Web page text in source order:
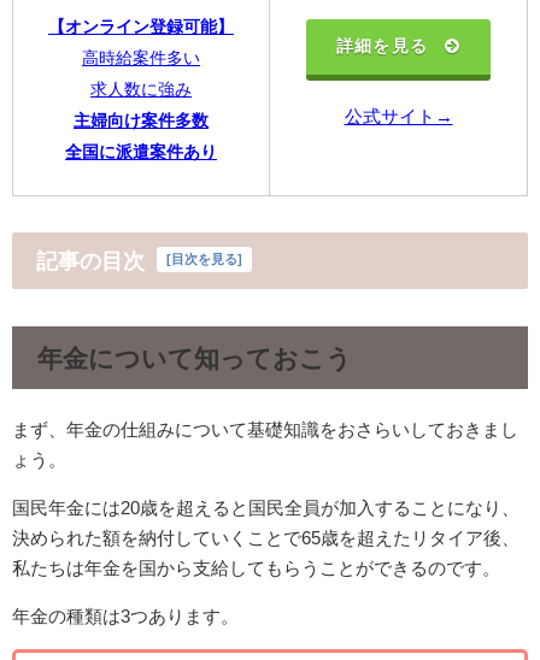
【オンライン登録可能】
高時給案件多い
求人数に強み
主婦向け案件多数
全国に派遣案件あり
詳細を見る
公式サイト→
記事の目次 [目次を見る]
年金について知っておこう
まず、年金の仕組みについて基礎知識をおさらいしておきまし
ょう。
国民年金には20歳を超えると国民全員が加入することになり、
決められた額を納付していくことで65歳を超えたリタイア後、
私たちは年金を国から支給してもらうことができるのです。
年金の種類は3つあります。